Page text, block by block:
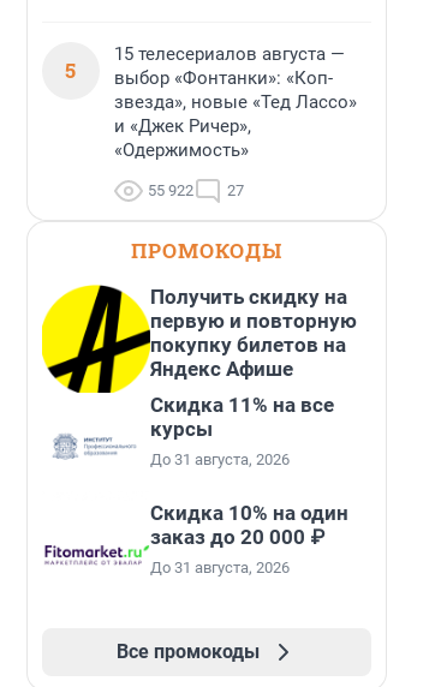
5
15 телесериалов августа —
выбор «Фонтанки»: «Коп-
звезда», новые «Тед Лассо»
и «Джек Ричер»,
«Одержимость»
55 922 27
ПРОМОКОДЫ
Получить скидку на
первую и повторную
покупку билетов на
Яндекс Афише
Скидка 11% на все
курсы
До 31 августа, 2026
Скидка 10% на один
заказ до 20 000 ₽
До 31 августа, 2026
Все промокоды